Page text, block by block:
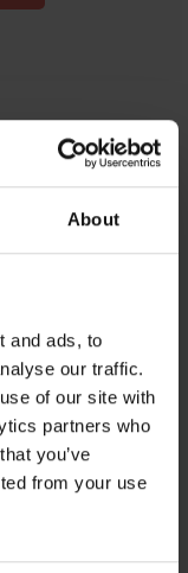
About
and ads, to
our traffic.
of our site with
partners who
you’ve
from your use